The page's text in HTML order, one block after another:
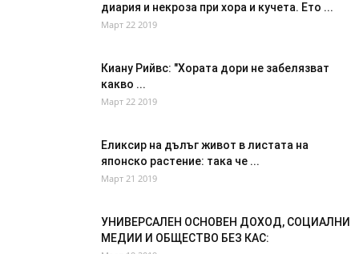
диария и некроза при хора и кучета. Ето ...
Март 22 2019
Киану Рийвс: "Хората дори не забелязват
какво ...
Март 22 2019
Еликсир на дълъг живот в листата на
японско растение: така че ...
Март 21 2019
УНИВЕРСАЛЕН ОСНОВЕН ДОХОД, СОЦИАЛНИ
МЕДИИ И ОБЩЕСТВО БЕЗ КАС: